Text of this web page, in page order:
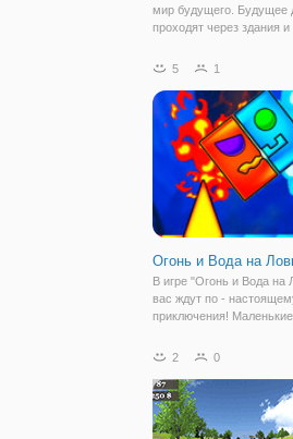
мир будущего. Будущее
проходят через здания и
соперника с супер -
модифицированных
средств в
5 1
Огонь и Вода на
В игре "Огонь и Вода на
вас ждут по -
приключения!
небольшой куб,
всем, что такое истинная
ловкость.
2 0